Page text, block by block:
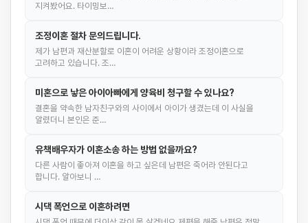
지켜봤어요. 타이밍보…
조정이혼 절차 문의드립니다.
제가 남편과 재산분할로 이혼이 어려운 상황이라 조정이혼으로
고려하고 있습니다. 조…
미혼으로 낳은 아이아빠에게 양육비 청구할 수 있나요?
결혼을 약속한 남자친구와의 사이에서 아이가 생겼는데 이 사실을
알렸더니 본인은 준…
유책배우자가 이혼소송 하는 방법 없을까요?
다른 사람이 좋아져 이혼을 하고 싶은데 남편은 죽어라 안된다고
합니다. 알아보니 …
시댁 폭언으로 이혼하려면